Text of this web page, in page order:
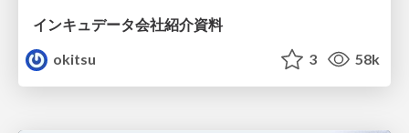
インキュデータ会社紹介資料
okitsu
3 58k